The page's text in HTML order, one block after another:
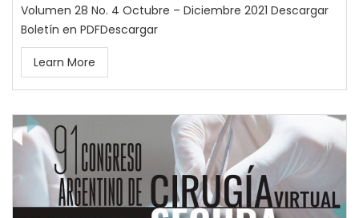
Volumen 28 No. 4 Octubre – Diciembre 2021 Descargar
Boletín en PDFDescargar
Learn More